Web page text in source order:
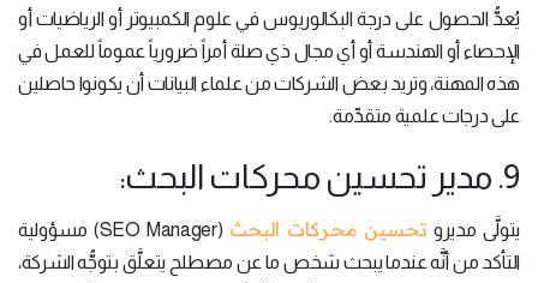
يُعدُّ الحصول على درجة البكالوريوس في علوم الكمبيوتر أو الرياضيات أو
الإحصاء أو الهندسة أو أي مجال ذي صلة أمراً ضرورياً عموماً للعمل في
هذه المهنة، وتريد بعض الشركات من علماء البيانات أن يكونوا حاصلين
على درجات علمية متقدِّمة.
9. مدير تحسين محركات البحث:
يتولَّى مديرو تحسين محركات البحث
(SEO Manager) مسؤولية
التأكد من أنَّه عندما يبحث شخص ما عن مصطلح يتعلَّق بتوجُّه الشركة،